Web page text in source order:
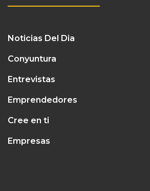
Noticias Del Dia
Conyuntura
Entrevistas
Emprendedores
Cree en ti
Empresas